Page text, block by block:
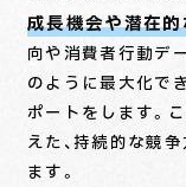
成長機会や潜在
向や消費者行動デ
のように最大化で
ポートをします。
えた、持続的な競
ます。